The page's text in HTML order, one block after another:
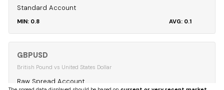
0.8 0.1
Standard Account
GBPUSD
British Pound vs United States Dollar
Raw Spread Account